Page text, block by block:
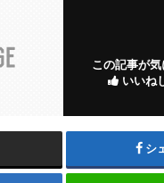
この記事が
いいね
シ